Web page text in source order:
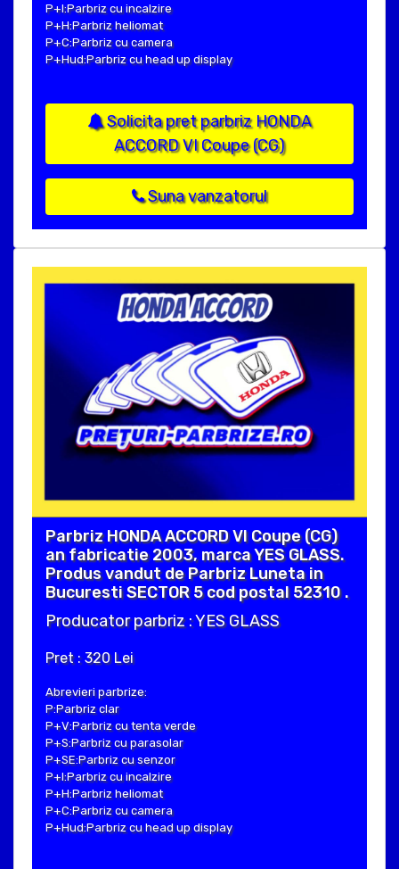
P+I:Parbriz cu incalzire
P+H:Parbriz heliomat
P+C:Parbriz cu camera
P+Hud:Parbriz cu head up display
Solicita pret parbriz HONDA
ACCORD VI Coupe (CG)
Suna vanzatorul
Parbriz HONDA ACCORD VI Coupe (CG)
an fabricatie 2003, marca YES GLASS.
Produs vandut de Parbriz Luneta in
Bucuresti SECTOR 5 cod postal 52310 .
Producator parbriz : YES GLASS
Pret : 320 Lei
Abrevieri parbrize:
P:Parbriz clar
P+V:Parbriz cu tenta verde
P+S:Parbriz cu parasolar
P+SE:Parbriz cu senzor
P+I:Parbriz cu incalzire
P+H:Parbriz heliomat
P+C:Parbriz cu camera
P+Hud:Parbriz cu head up display